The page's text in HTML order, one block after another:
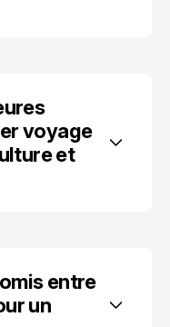
voyage
et
entre
un